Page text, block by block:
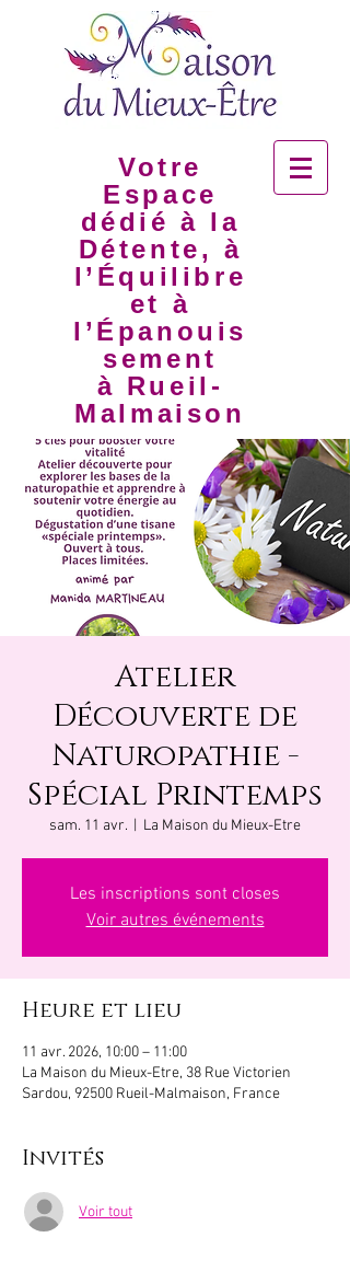
Votre
Espace
dédié à la
Détente, à
l’Équilibre
et à
l’Épanouis
sement
à Rueil-
Malmaison
Atelier
Découverte de
Naturopathie -
Spécial Printemps
sam. 11 avr. La Maison du Mieux-Etre
Les inscriptions sont closes
Voir autres événements
Heure et lieu
11 avr. 2026, 10:00 – 11:00
La Maison du Mieux-Etre, 38 Rue Victorien
Sardou, 92500 Rueil-Malmaison, France
Invités
Voir tout